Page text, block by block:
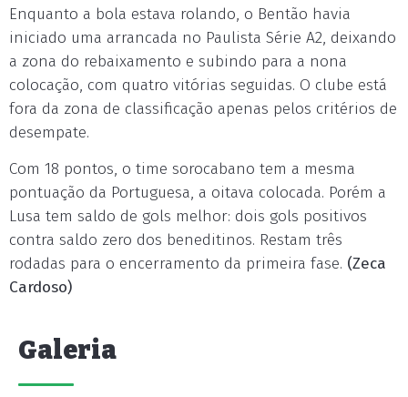
Enquanto a bola estava rolando, o Bentão havia
iniciado uma arrancada no Paulista Série A2, deixando
a zona do rebaixamento e subindo para a nona
colocação, com quatro vitórias seguidas. O clube está
fora da zona de classificação apenas pelos critérios de
desempate.
Com 18 pontos, o time sorocabano tem a mesma
pontuação da Portuguesa, a oitava colocada. Porém a
Lusa tem saldo de gols melhor: dois gols positivos
contra saldo zero dos beneditinos. Restam três
rodadas para o encerramento da primeira fase. (Zeca
Cardoso)
Galeria